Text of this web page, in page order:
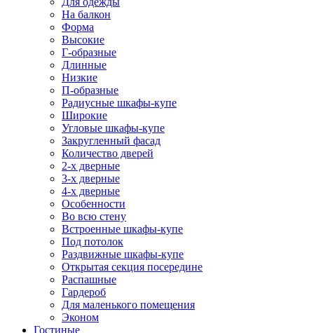
На балкон
Форма
Высокие
Г-образные
Длинные
Низкие
П-образные
Радиусные шкафы-купе
Широкие
Угловые шкафы-купе
Закругленный фасад
Количество дверей
2-х дверные
3-х дверные
4-х дверные
Особенности
Во всю стену
Встроенные шкафы-купе
Под потолок
Раздвижные шкафы-купе
Открытая секция посередине
Распашные
Гардероб
Для маленького помещения
Эконом
Гостиные